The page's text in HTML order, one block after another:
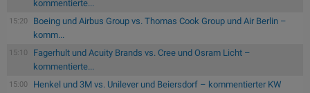
kommentierte...
15:20
Boeing und Airbus Group vs. Thomas Cook Group und Air Berlin –
komm...
15:10
Fagerhult und Acuity Brands vs. Cree und Osram Licht –
kommentierte...
15:00
Henkel und 3M vs. Unilever und Beiersdorf – kommentierter KW